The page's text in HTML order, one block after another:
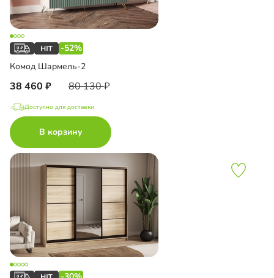
-52%
Комод Шармель-2
38 460 80 130
Доступно для доставки
В корзину